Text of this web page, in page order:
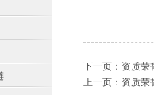
下一页： 资质荣
上一页： 资质荣